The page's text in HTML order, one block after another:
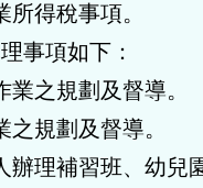
得稅事項。
項如下：
規劃及督導。
劃及督導。
補習班、幼兒